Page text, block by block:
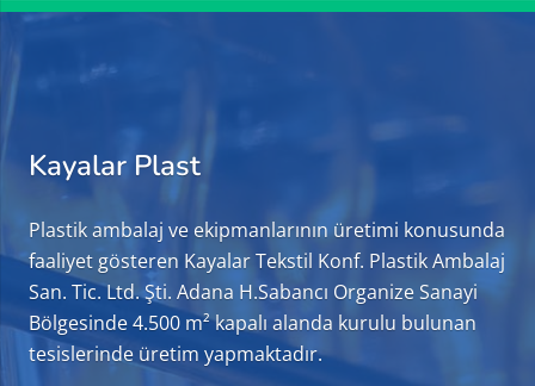
Kayalar Plast
Plastik ambalaj ve ekipmanlarının üretimi konusunda
faaliyet gösteren Kayalar Tekstil Konf. Plastik Ambalaj
San. Tic. Ltd. Şti. Adana H.Sabancı Organize Sanayi
Bölgesinde 4.500 m² kapalı alanda kurulu bulunan
tesislerinde üretim yapmaktadır.